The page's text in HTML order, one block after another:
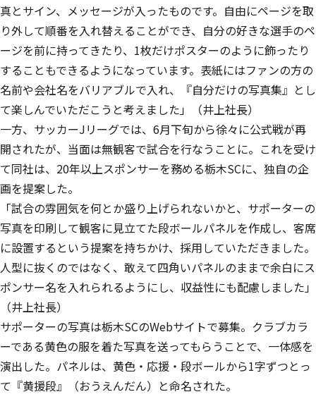
真とサイン、メッセージが入ったものです。自由にページを取
り外して順番を入れ替えることができ、自分の好きな選手のペ
ージを前に持ってきたり、1枚だけポスターのように飾ったり
することもできるようになっています。表紙にはファンの方の
名前や会社名をバリアブルで入れ、『自分だけの写真集』とし
て楽しんでいただこうと考えました」（井上社長）
一方、サッカーJリーグでは、6月下旬から徐々に公式戦が再
開されたが、当面は無観客で試合を行なうことに。これを受け
て同社は、20年以上スポンサーを務める栃木SCに、独自の企
画を提案した。
「試合の雰囲気を何とか盛り上げられないかと、サポーターの
写真を印刷して観客に見立てた段ボールパネルを作成し、客席
に設置するという提案を持ちかけ、採用していただきました。
人型に抜くのではなく、敢えて四角いパネルのままで余白にス
ポンサー名を入れられるようにし、収益性にも配慮しました」
（井上社長）
サポーターの写真は栃木SCのWebサイトで募集。クラブカラ
ーである黄色の服を着た写真を送ってもらうことで、一体感を
演出した。パネルは、黄色・応援・段ボールから1字ずつとっ
て『黄援段』（おうえんだん）と命名された。